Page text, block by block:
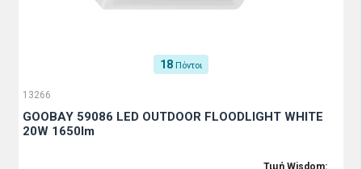
18 Πόντοι
13266
GOOBAY 59086 LED OUTDOOR FLOODLIGHT WHITE
20W 1650lm
Τιμή Wisdom: